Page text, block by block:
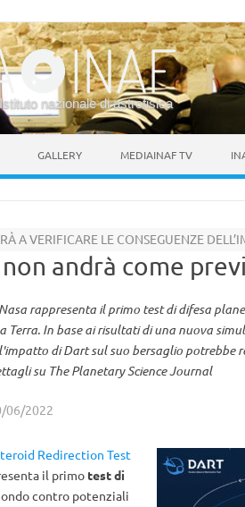
nazionale di astrofisica
GALLERY MEDIAINAF TV
A VERIFICARE LE CONSEGUENZE
andrà come
rappresenta il primo test di difesa
Terra. In base ai risultati di una nuova
di Dart sul suo bersaglio potrebbe
su The Planetary Science Journal
06/2022
Redirection Test
il primo test di
contro potenziali